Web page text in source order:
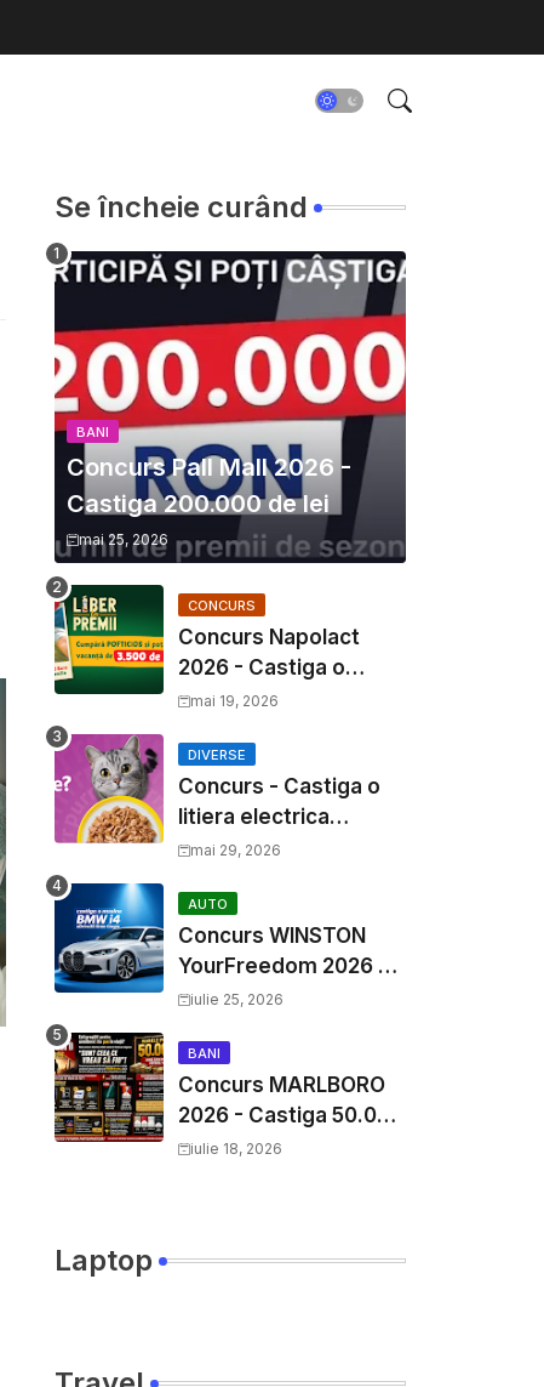
Se încheie curând
BANI
Concurs Pall Mall 2026 -
Castiga 200.000 de lei
mai 25, 2026
CONCURS
Concurs Napolact
2026 - Castiga o
Vacanta de Familie de
mai 19, 2026
DIVERSE
Concurs - Castiga o
litiera electrica
Whiskas
mai 29, 2026
AUTO
Concurs WINSTON
YourFreedom 2026 -
Castiga o masina
premii cash
iulie 25, 2026
BANI
Concurs MARLBORO
2026 - Castiga 50.000
EURO pe
iulie 18, 2026
Laptop